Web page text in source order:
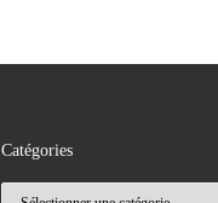
Catégories